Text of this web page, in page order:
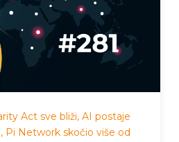
Act sve bliži, AI postaje
Pi Network skočio više od